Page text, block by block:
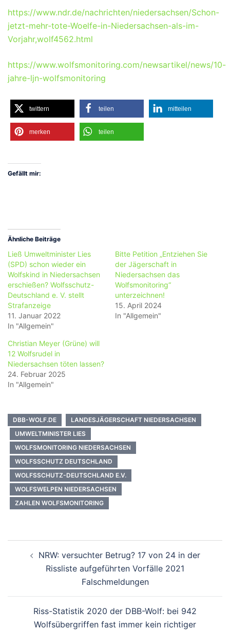
https://www.ndr.de/nachrichten/niedersachsen/Schon-
jetzt-mehr-tote-Woelfe-in-Niedersachsen-als-im-
Vorjahr,wolf4562.html
https://www.wolfsmonitoring.com/newsartikel/news/10-
jahre-ljn-wolfsmonitoring
twittern teilen mitteilen
merken teilen
Gefällt mir:
Ähnliche Beiträge
Ließ Umweltminister Lies
(SPD) schon wieder ein
Wolfskind in Niedersachsen
erschießen? Wolfsschutz-
Deutschland e. V. stellt
Strafanzeige
11. Januar 2022
In "Allgemein"
Bitte Petition „Entziehen Sie
der Jägerschaft in
Niedersachsen das
Wolfsmonitoring“
unterzeichnen!
15. April 2024
In "Allgemein"
Christian Meyer (Grüne) will
12 Wolfsrudel in
Niedersachsen töten lassen?
24. Februar 2025
In "Allgemein"
DBB-WOLF.DE
LANDESJÄGERSCHAFT NIEDERSACHSEN
UMWELTMINISTER LIES
WOLFSMONITORING NIEDERSACHSEN
WOLFSSCHUTZ DEUTSCHLAND
WOLFSSCHUTZ-DEUTSCHLAND E.V.
WOLFSWELPEN NIEDERSACHSEN
ZAHLEN WOLFSMONITORING
NRW: versuchter Betrug? 17 von 24 in der
Rissliste aufgeführten Vorfälle 2021
Falschmeldungen
Riss-Statistik 2020 der DBB-Wolf: bei 942
Wolfsübergriffen fast immer kein richtiger